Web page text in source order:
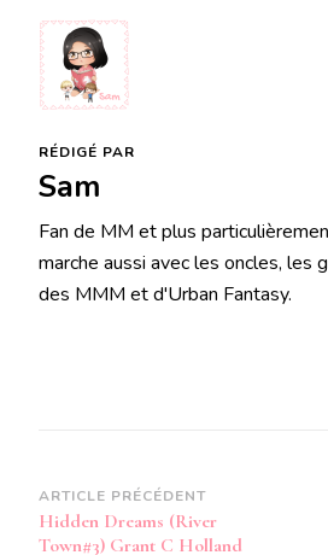
RÉDIGÉ PAR
Sam
Fan de MM et plus
marche aussi avec les oncles, les
des MMM et d'Urban Fantasy.
Navigation
d’article
ARTICLE PRÉCÉDENT
Hidden Dreams (River
Town#3) Grant C Holland